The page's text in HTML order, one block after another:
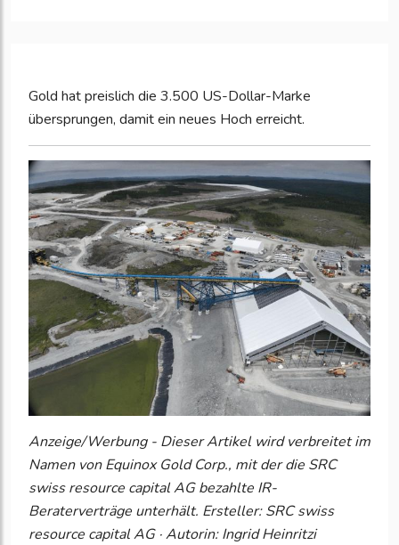
Gold hat preislich die 3.500 US-Dollar-Marke
übersprungen, damit ein neues Hoch erreicht.
Anzeige/Werbung - Dieser Artikel wird verbreitet im
Namen von Equinox Gold Corp., mit der die SRC
swiss resource capital AG bezahlte IR-
Beraterverträge unterhält. Ersteller: SRC swiss
resource capital AG · Autorin: Ingrid Heinritzi